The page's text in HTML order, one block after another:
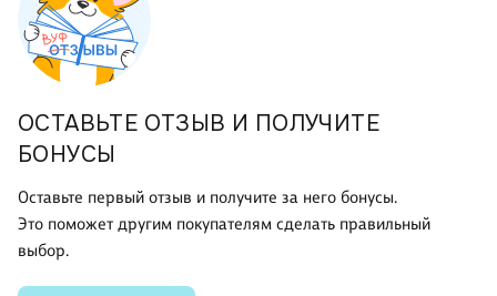
ОСТАВЬТЕ ОТЗЫВ И ПОЛУЧИТЕ
БОНУСЫ
Оставьте первый отзыв и получите за него бонусы.
Это поможет другим покупателям сделать правильный
выбор.